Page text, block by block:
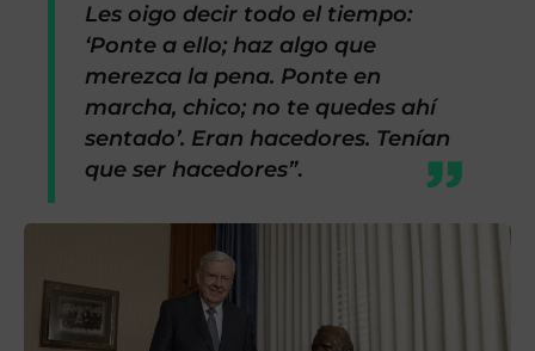
Les oigo decir todo el tiempo:
‘Ponte a ello; haz algo que
merezca la pena. Ponte en
marcha, chico; no te quedes ahí
sentado’. Eran hacedores. Tenían
que ser hacedores”.